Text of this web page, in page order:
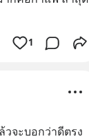
1
จะบอกว่าดีตรง